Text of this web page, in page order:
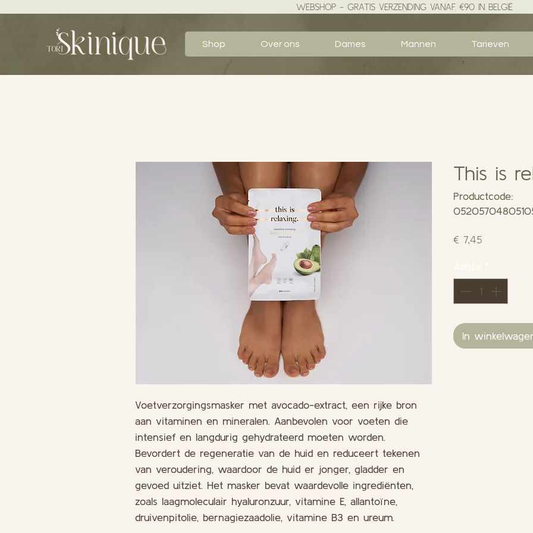
WEBSHOP - GRATIS VERZENDING VANAF €90 IN BELGIË
Shop Over ons Dames Mannen Tarieven
Voetverzorgingsmasker met avocado-extract, een rijke bron
aan vitaminen en mineralen. Aanbevolen voor voeten die
intensief en langdurig gehydrateerd moeten worden.
Bevordert de regeneratie van de huid en reduceert tekenen
van veroudering, waardoor de huid er jonger, gladder en
gevoed uitziet. Het masker bevat waardevolle ingrediënten,
zoals laagmoleculair hyaluronzuur, vitamine E, allantoïne,
druivenpitolie, bernagiezaadolie, vitamine B3 en ureum.
This is
Productcode:
€ 7,45Prijs
In